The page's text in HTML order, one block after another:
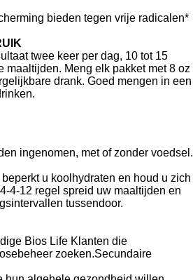
bieden tegen vrije radicalen*
twee keer per dag, 10 tot 15
maaltijden. Meng elk pakket met 8 oz
drank. Goed mengen in een
ingenomen, met of zonder voedsel.
u koolhydraten en houd u zich
4-12 regel spreid uw maaltijden en
tussendoor.
Bios Life Klanten die
zoeken.Secundaire